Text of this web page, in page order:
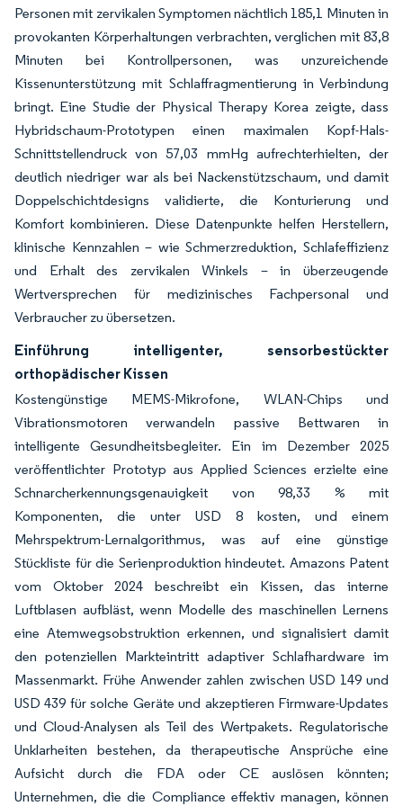
Personen mit zervikalen Symptomen nächtlich 185,1 Minuten in
provokanten Körperhaltungen verbrachten, verglichen mit 83,8
Minuten bei Kontrollpersonen, was unzureichende
Kissenunterstützung mit Schlaffragmentierung in Verbindung
bringt. Eine Studie der Physical Therapy Korea zeigte, dass
Hybridschaum-Prototypen einen maximalen Kopf-Hals-
Schnittstellendruck von 57,03 mmHg aufrechterhielten, der
deutlich niedriger war als bei Nackenstützschaum, und damit
Doppelschichtdesigns validierte, die Konturierung und
Komfort kombinieren. Diese Datenpunkte helfen Herstellern,
klinische Kennzahlen – wie Schmerzreduktion, Schlafeffizienz
und Erhalt des zervikalen Winkels – in überzeugende
Wertversprechen für medizinisches Fachpersonal und
Verbraucher zu übersetzen.
Einführung intelligenter, sensorbestückter
orthopädischer Kissen
Kostengünstige MEMS-Mikrofone, WLAN-Chips und
Vibrationsmotoren verwandeln passive Bettwaren in
intelligente Gesundheitsbegleiter. Ein im Dezember 2025
veröffentlichter Prototyp aus Applied Sciences erzielte eine
Schnarcherkennungsgenauigkeit von 98,33 % mit
Komponenten, die unter USD 8 kosten, und einem
Mehrspektrum-Lernalgorithmus, was auf eine günstige
Stückliste für die Serienproduktion hindeutet. Amazons Patent
vom Oktober 2024 beschreibt ein Kissen, das interne
Luftblasen aufbläst, wenn Modelle des maschinellen Lernens
eine Atemwegsobstruktion erkennen, und signalisiert damit
den potenziellen Markteintritt adaptiver Schlafhardware im
Massenmarkt. Frühe Anwender zahlen zwischen USD 149 und
USD 439 für solche Geräte und akzeptieren Firmware-Updates
und Cloud-Analysen als Teil des Wertpakets. Regulatorische
Unklarheiten bestehen, da therapeutische Ansprüche eine
Aufsicht durch die FDA oder CE auslösen könnten;
Unternehmen, die die Compliance effektiv managen, können